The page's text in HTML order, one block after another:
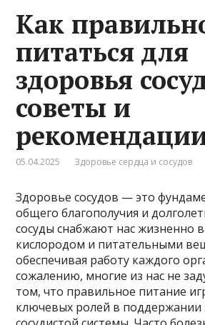
Как
питаться для
здоровья
советы и
05.04.2025 Здоровье сердца и сосудов
Здоровье сосудов — это
общего благополучия и
сосуды снабжают нас жизненно
кислородом и питательными
обеспечивая работу каждого
сожалению, многие из нас не
том, что правильное питание
ключевых ролей в поддержании